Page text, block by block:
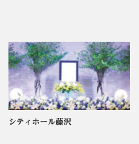
シティホール藤沢